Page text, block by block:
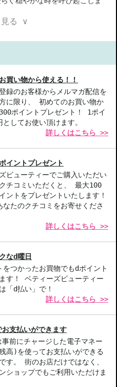
ージャスミン、バニラオーキッ
ズ、アンバーウッド、ムスク
ため配送業者の規定により空輸
が沖縄の場合はキャンセルとな
上げます。
、穏やかで落ち着いた香りが
トの調和で、香りの変化を楽し
の上品な香りで、落ち着いた印
方
見る ∨
買い物から使える！！
録のお客様からメルマガ配信を
に限り、 初めてのお買い物か
ポイントプレゼント！ 1ポイ
としてお使い頂けます。
詳しくはこちら >>
イントプレゼント
ビューティーでご購入いただい
チコミいただくと、 最大100
ントをプレゼントいたします！
たのクチコミをお寄せくださ
詳しくはこちら >>
なd曜日
をつかったお買物でもdポイント
す！ ベティーズビューティー
「d払い」で！
詳しくはこちら >>
お支払いができます
事前にチャージした電子マネー
高)を使ってお支払いができる
す。 街のお店だけではなく、
ショップでもご利用いただけま